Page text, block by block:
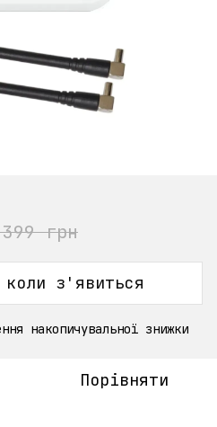
грн
коли з'явиться
накопичувальної знижки
Порівняти